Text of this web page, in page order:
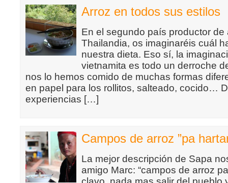
Arroz en todos sus estilos
En el segundo país productor
Thailandia, os imaginaréis cuál
nuestra dieta. Eso sí, la
vietnamita es todo un derroche
nos lo hemos comido de muchas formas
en papel para los rollitos, salteado, cocido…
experiencias […]
Campos de arroz ”pa
La mejor descripción de Sapa
amigo Marc: “campos de arroz